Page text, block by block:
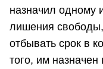
назначил одному
лишения
отбывать срок в
того, им